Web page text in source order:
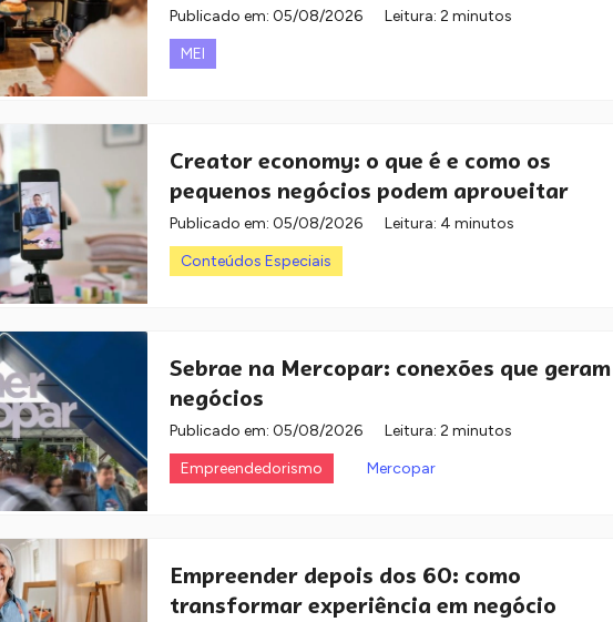
Publicado em: 05/08/2026
Leitura: 2 minutos
MEI
Creator economy: o que é e como os
pequenos negócios podem aproveitar
Publicado em: 05/08/2026
Leitura: 4 minutos
Conteúdos Especiais
Sebrae na Mercopar: conexões que geram
negócios
Publicado em: 05/08/2026
Leitura: 2 minutos
Empreendedorismo
Mercopar
Empreender depois dos 60: como
transformar experiência em negócio